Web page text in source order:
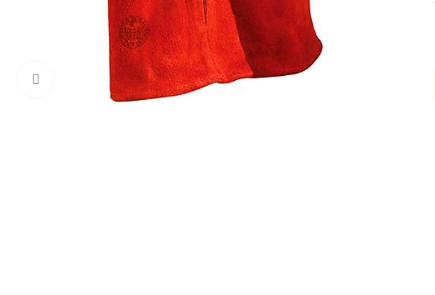
Haga Click para agrandar